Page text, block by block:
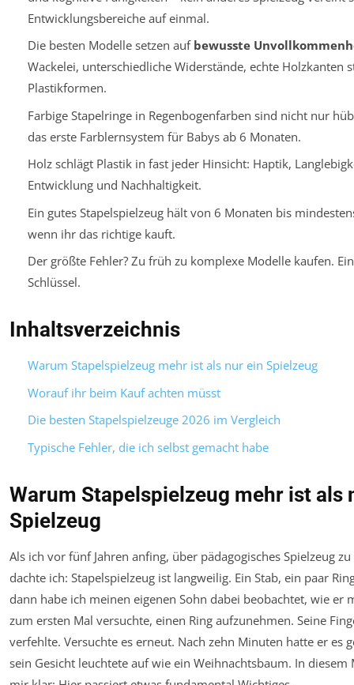
Entwicklungsbereiche auf einmal.
Die besten Modelle setzen auf bewusste
Wackelei, unterschiedliche Widerstände, echte Holzkanten
Plastikformen.
Farbige Stapelringe in Regenbogenfarben sind nicht nur
das erste Farblernsystem für Babys ab 6 Monaten.
Holz schlägt Plastik in fast jeder Hinsicht: Haptik,
Entwicklung und Nachhaltigkeit.
Ein gutes Stapelspielzeug hält von 6 Monaten bis
wenn ihr das richtige kauft.
Der größte Fehler? Zu früh zu komplexe Modelle kaufen.
Schlüssel.
Inhaltsverzeichnis
Warum Stapelspielzeug mehr ist als nur ein Spielzeug
Worauf ihr beim Kauf achten müsst
Die besten Stapelspielzeuge 2026 im Vergleich
Typische Fehler, die ich selbst gemacht habe
Warum Stapelspielzeug mehr ist als
Spielzeug
Als ich vor fünf Jahren anfing, über pädagogisches Spielzeug
dachte ich: Stapelspielzeug ist langweilig. Ein Stab, ein paar
dann habe ich meinen eigenen Sohn dabei beobachtet, wie er
zum ersten Mal versuchte, einen Ring aufzunehmen. Seine
verfehlte. Versuchte es erneut. Nach zehn Minuten hatte er es
sein Gesicht leuchtete auf wie ein Weihnachtsbaum. In